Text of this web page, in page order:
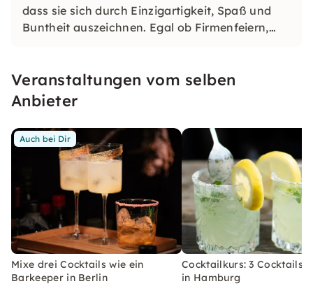
dass sie sich durch Einzigartigkeit, Spaß und
Buntheit auszeichnen. Egal ob Firmenfeiern,
erleben, welches Du so schnell nicht vergessen
wirst.
Veranstaltungen vom selben
Anbieter
Auch bei Dir
Mixe drei Cocktails wie ein
Barkeeper in Berlin
Cocktailkurs: 3 Cocktails
in Hamburg